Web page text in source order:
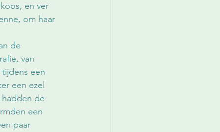
en ver
om haar
de
van
een
een ezel
de
een
paar